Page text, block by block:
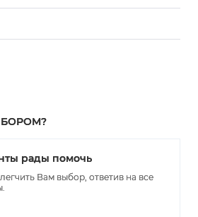
рады помочь
Вам выбор, ответив на все